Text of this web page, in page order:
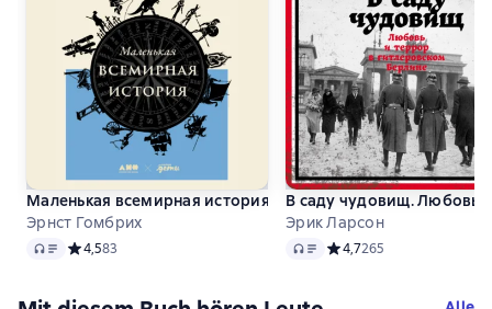
Маленькая всемирная история
Эрнст Гомбрих
Audio Средний рейтинг 4,5 на основе 83 оценок
4,583
В саду чудовищ. Любовь
Эрик Ларсон
Audio Средний рейтинг 4,7 на
4,7265